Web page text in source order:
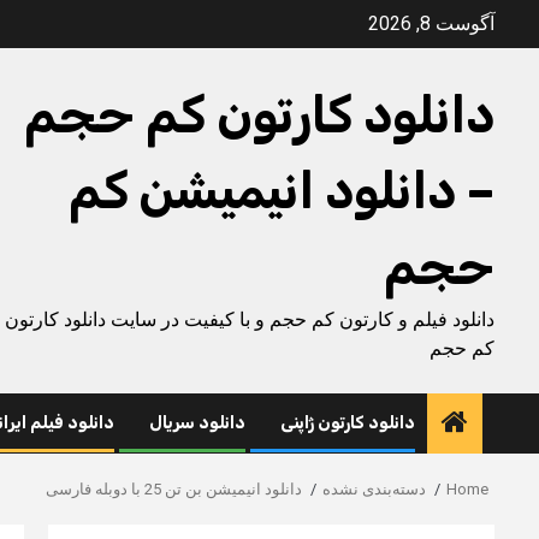
آگوست 8, 2026
دانلود کارتون کم حجم
– دانلود انیمیشن کم
حجم
دانلود فیلم و کارتون کم حجم و با کیفیت در سایت دانلود کارتون
کم حجم
دانلود کارتون ژاپنی دانلود سریال دانلود فیلم
Home دسته‌بندی نشده دانلود انیمیشن بن تن 25 با دوبله فارسی